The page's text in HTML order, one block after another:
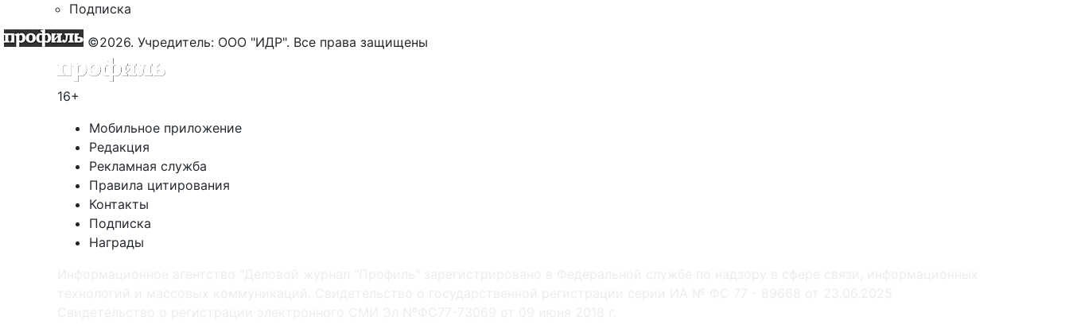
Подписка
©2026. Учредитель: ООО "ИДР". Все права защищены
16+
Мобильное приложение
Редакция
Рекламная служба
Правила цитирования
Контакты
Подписка
Награды